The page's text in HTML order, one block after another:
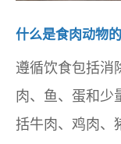
什么是食肉动物的
遵循饮食包括消
肉、鱼、蛋和少
括牛肉、鸡肉、